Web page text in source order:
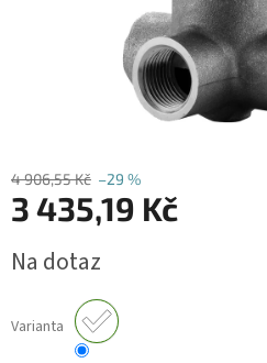
4 906,55 Kč –29 %
3 435,19 Kč
cena:
Na dotaz
Varianta